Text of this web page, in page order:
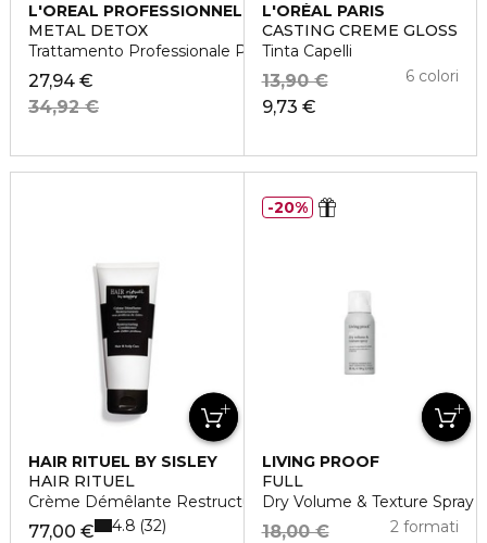
L'OREAL PROFESSIONNEL
METAL DETOX
Trattamento Professionale Pre-Shampoo
27,94 €
34,92 €
L'ORÉAL PARIS
CASTING CREME GLOSS
Tinta Capelli
9,73 €
13,90 € 6 colori
HAIR RITUEL BY SISLEY
HAIR RITUEL
Crème Démêlante Restructurante aux Protéines de Coton
77,00 € 4.8 32
LIVING PROOF
FULL
Dry Volume & Texture Spray
18,00 € 2 formati
20%